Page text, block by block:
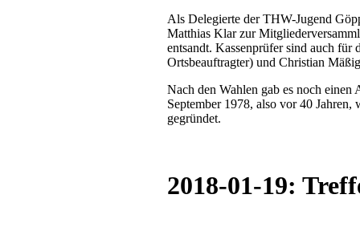
Als Delegierte der THW-Jugend
Matthias Klar zur
entsandt. Kassenprüfer sind auch für
Ortsbeauftragter) und Christian
Nach den Wahlen gab es noch
September 1978, also vor 40
gegründet.
2018-01-19: